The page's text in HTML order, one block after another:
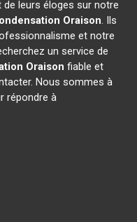
leurs éloges sur notre
Oraison. Ils
et notre
un service de
Oraison fiable et
Nous sommes à
répondre à